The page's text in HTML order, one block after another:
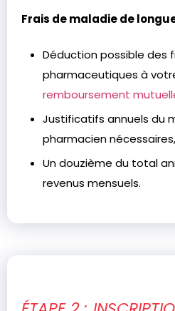
Frais de maladie de
Déduction possible des
pharmaceutiques à
remboursement
Justificatifs annuels du
pharmacien nécessaires,
Un douzième du total
revenus mensuels.